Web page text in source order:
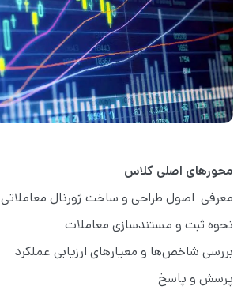
محورهای اصلی کلاس
معرفی اصول طراحی و ساخت ژورنال معاملاتی
نحوه ثبت و مستندسازی معاملات
بررسی شاخص‌ها و معیارهای ارزیابی عملکرد
پرسش و پاسخ